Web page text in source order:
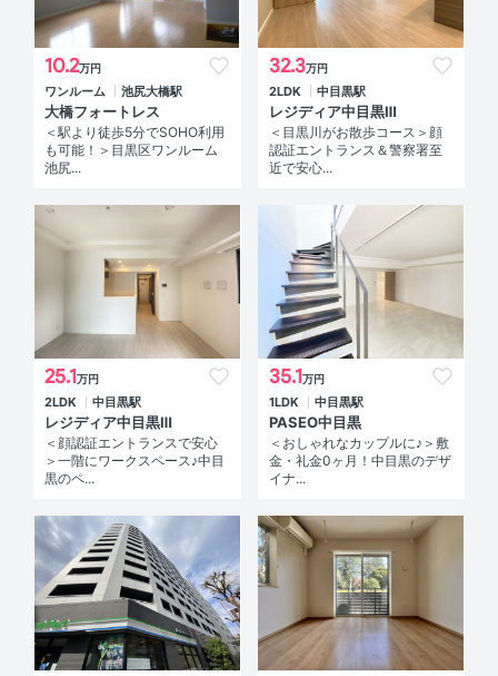
10.2万円
ワンルーム 池尻大橋駅
大橋フォートレス
＜駅より徒歩5分でSOHO利用
も可能！＞目黒区ワンルーム
池尻...
32.3万円
2LDK 中目黒駅
レジディア中目黒Ⅲ
＜目黒川がお散歩コース＞顔
認証エントランス＆警察署至
近で安心...
25.1万円
2LDK 中目黒駅
レジディア中目黒Ⅲ
＜顔認証エントランスで安心
＞一階にワークスペース♪中目
黒のペ...
35.1万円
1LDK 中目黒駅
PASEO中目黒
＜おしゃれなカップルに♪＞敷
金・礼金0ヶ月！中目黒のデザ
イナ...